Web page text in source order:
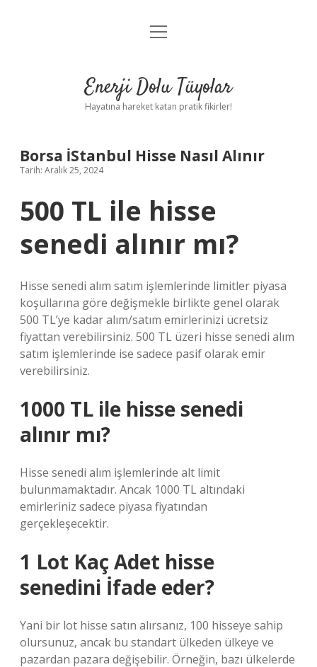
Anasayfa
Yasal Uyarı
menüyü
Enerji Dolu Tüyolar
Hayatına hareket katan pratik fikirler!
Borsa İStanbul Hisse Nasıl Alınır
Tarih: Aralık 25, 2024
500 TL ile hisse
senedi alınır mı?
Hisse senedi alım satım işlemlerinde limitler piyasa
koşullarına göre değişmekle birlikte genel olarak
500 TL’ye kadar alım/satım emirlerinizi ücretsiz
fiyattan verebilirsiniz. 500 TL üzeri hisse senedi alım
satım işlemlerinde ise sadece pasif olarak emir
verebilirsiniz.
1000 TL ile hisse senedi
alınır mı?
Hisse senedi alım işlemlerinde alt limit
bulunmamaktadır. Ancak 1000 TL altındaki
emirleriniz sadece piyasa fiyatından
gerçekleşecektir.
1 Lot Kaç Adet hisse
senedini İfade eder?
Yani bir lot hisse satın alırsanız, 100 hisseye sahip
olursunuz, ancak bu standart ülkeden ülkeye ve
pazardan pazara değişebilir. Örneğin, bazı ülkelerde